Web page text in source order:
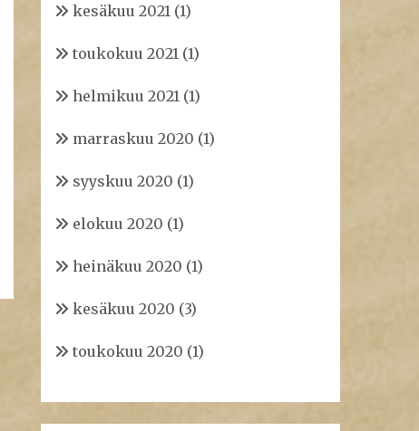
kesäkuu 2021 (1)
toukokuu 2021 (1)
helmikuu 2021 (1)
marraskuu 2020 (1)
syyskuu 2020 (1)
elokuu 2020 (1)
heinäkuu 2020 (1)
kesäkuu 2020 (3)
toukokuu 2020 (1)